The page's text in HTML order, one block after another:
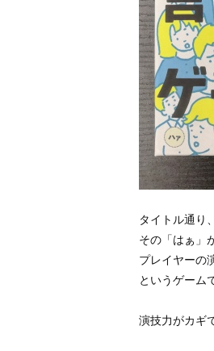
タイトル通り
その「はぁ」
プレイヤーの
というゲーム
演技力がカギ